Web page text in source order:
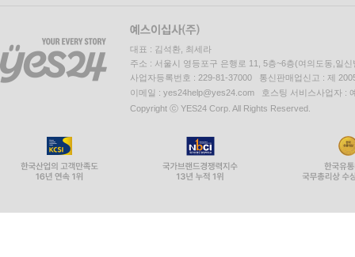
대표 : 김석환, 최세라
주소 : 서울시 영등포구 은행로 11, 5층~6층(여의도동,일신
사업자등록번호 : 229-81-37000 통신판매업신고 : 제
이메일 : yes24help@yes24.com 호스팅 서비스사업자 :
Copyright ⓒ YES24 Corp. All Rights Reserved.